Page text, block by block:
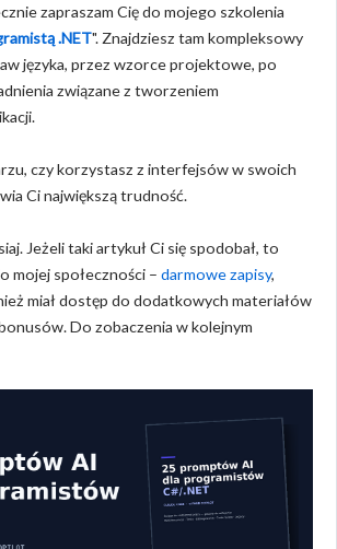
zapraszam Cię do mojego szkolenia
.NET". Znajdziesz tam kompleksowy
języka, przez wzorce projektowe, po
związane z tworzeniem
czy korzystasz z interfejsów w swoich
Ci największą trudność.
Jeżeli taki artykuł Ci się spodobał, to
mojej społeczności – darmowe zapisy,
miał dostęp do dodatkowych materiałów
Do zobaczenia w kolejnym